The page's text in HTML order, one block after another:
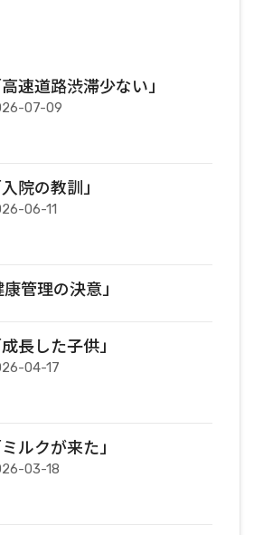
高速道路渋滞少ない」
07-09
入院の教訓」
06-11
管理の決意」
成長した子供」
04-17
ミルクが来た」
03-18